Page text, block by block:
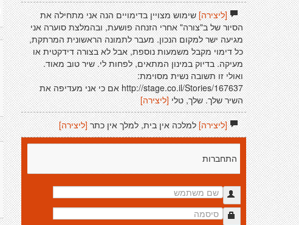
[ליצירה]שימוש מצויין בדימויים הנה אני מתחילה את
הסיור של ב"צורה" אחרי הזנחה פושעת, ובהמלצת סוערה אני
מגיעה ישר למקום הנכון. מעבר לתמונה הראשונית המרתקת,
כל דימוי מקבל משמעות נוספת, אבל לא בצורה דידקטית או
מעיקה. בדיוק במינון המתאים, לפחות לי. שיר טוב מאוד.
ואולי זו תשובה נשית מסוימת:
http://stage.co.il/Stories/167637 אם כי אני מעדיפה את
השיר שלך. שלך, טלי [ליצירה]
[ליצירה]למלכה אין בית, למלך אין כתר [ליצירה]
התחברות